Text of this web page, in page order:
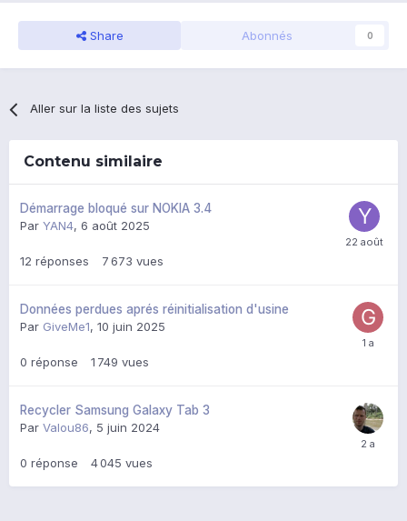
Share Abonnés 0
Aller sur la liste des sujets
Contenu similaire
Démarrage bloqué sur NOKIA 3.4
Par YAN4, 6 août 2025
12 réponses 7 673 vues
Données perdues aprés réinitialisation d'usine
Par GiveMe1, 10 juin 2025
0 réponse 1 749 vues
Recycler Samsung Galaxy Tab 3
Par Valou86, 5 juin 2024
0 réponse 4 045 vues